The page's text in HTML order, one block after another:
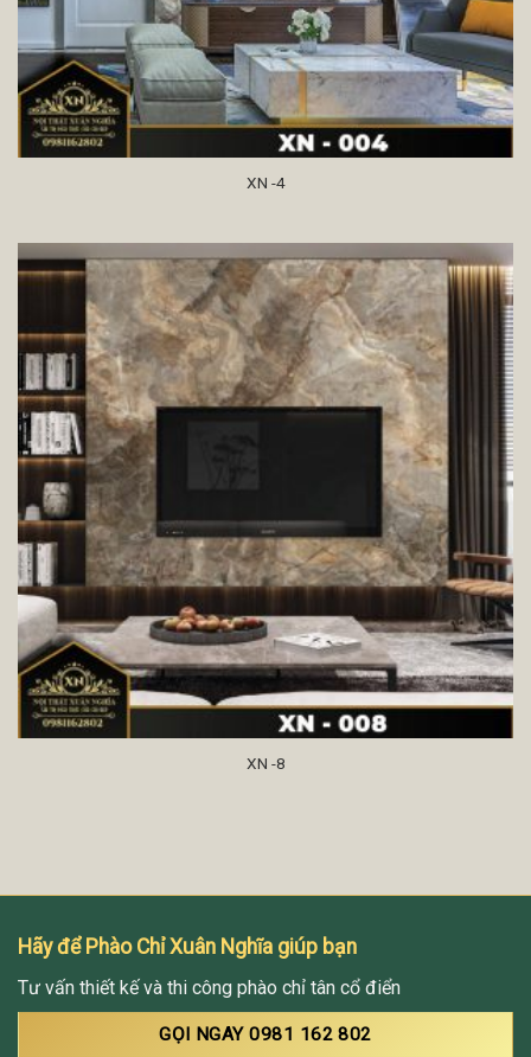
XN -4
XN -8
Hãy để Phào Chỉ Xuân Nghĩa giúp bạn
Tư vấn thiết kế và thi công phào chỉ tân cổ điển
GỌI NGAY 0981 162 802